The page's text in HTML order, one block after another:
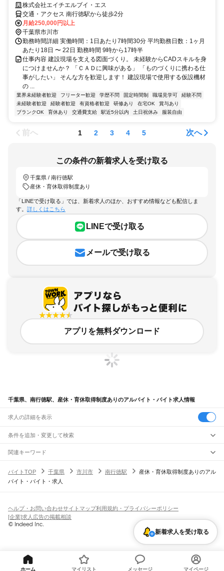
株式会社エイチエルブイ・エス
交通・アクセス 南行徳駅から徒歩2分
月給250,000円以上
千葉県市川市
勤務時間詳細 実働時間：1日あたり7時間30分 平均勤務日数：1ヶ月
あたり18日 〜 22日 勤務時間 9時から17時半
仕事内容 建設現場を支える図面づくり。 未経験からCADスキルを身
につけませんか？ 「ＣＡＤに興味がある」 「ものづくりに携わる仕
事がしたい」 そんな方を歓迎します！ 建設現場で使用する仮設機材
の ...
業界未経験者歓迎 フリーター歓迎 学歴不問 固定時間制 職場見学可
経験不問
未経験者歓迎
経験者歓迎 有資格者歓迎 研修あり 在宅OK
賞与あり
ブランクOK
育休あり 交通費支給 駅近5分以内 土日祝休み 服装自由
前へ 1 2 3 4 5 次へ
この条件の新着求人を受け取る
千葉県 / 南行徳駅
産休・育休取得制度あり
「LINEで受け取る」では、新着求人のほか、おすすめ情報なども配信しま
す。 詳しくはこちら
LINEで受け取る
メールで受け取る
アプリを無料ダウンロード
千葉県、南行徳駅、産休・育休取得制度ありのアルバイト・バイト求人情報
求人の詳細を表示
条件を追加・変更して検索
市区町村を追加・変更
千葉県すべて
千葉市 すべて
旭市習志野市柏市勝浦市市原市流山市八千代市我孫子市鴨川市鎌ケ谷市
君津市富津市浦安市 印西市白井市富里市南房総市
匝瑳市香取市 印旛郡 香取郡山武郡 長生郡夷隅郡
駅を追加・変更
JR中央・総武線
市川駅本八幡駅下総中山駅 津田沼駅
幕張駅
新検見川駅
南酒々井駅
日向駅 横芝駅飯倉駅 干潟駅
飯岡駅倉橋駅 松岸駅銚子駅
職種を追加・変更
飲食・フードサービスすべて
ホールスタッフキッチンスタッフ
パン屋（ベーカリー）
バー（BAR）・バーテンダー
飲食店（店長・マネージャー）
営業テレフォンアポインター（テレアポ） ルートセールス
フードカウンター販売員
アパレル
家電量販店・携帯販売（携帯ショップ）
人気
日払いOK高校生歓迎 髪型・髪色自由
留学生・外国人活躍中
シフト
土日祝のみOK
平日のみOK 週1日からOK 週2・3日からOK 週4日以上OK
雇用形態を追加・変更
派遣社員
業務委託
関連キーワード
バイトTOP
千葉県 市川市 南行徳駅
産休・育休取得制度ありのアル
バイト・バイト・求人
新着求人を受け取る
ヘルプ・お問い合わせサイトマップ利用規約・プライバシーポリシー
[企業]求人広告の掲載相談
ホーム マイリスト メッセージ マイページ